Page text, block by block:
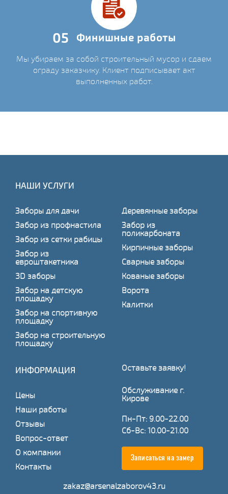
05 Финишные работы
Мы убираем за собой строительный мусор и сдаем
ограду заказчику. Клиент подписывает акт
выполненных работ.
НАШИ УСЛУГИ
Заборы для дачи
Забор из профнастила
Забор из сетки рабицы
Забор из
евроштакетника
3D заборы
Забор на детскую
площадку
Забор на спортивную
площадку
Забор на строительную
площадку
Деревянные заборы
Забор из
поликарбоната
Кирпичные заборы
Сварные заборы
Кованые заборы
Ворота
Калитки
ИНФОРМАЦИЯ
Цены
Наши работы
Отзывы
Вопрос-ответ
О компании
Контакты
Оставьте заявку!
Обслуживание г.
Кирове
Пн-Пт: 9.00-22.00
Сб-Вс: 10.00-21.00
Записаться на замер
zakaz@arsenalzaborov43.ru